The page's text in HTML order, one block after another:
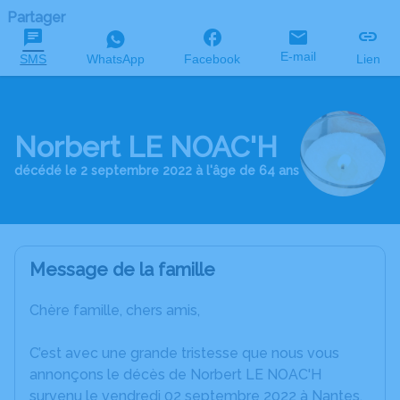
Partager
SMS WhatsApp Facebook E-mail Lien
Norbert LE NOAC'H
décédé le 2 septembre 2022 à l'âge de 64 ans
Message de la famille
Chère famille, chers amis,
C’est avec une grande tristesse que nous vous
annonçons le décès de Norbert LE NOAC'H
survenu le vendredi 02 septembre 2022 à Nantes.